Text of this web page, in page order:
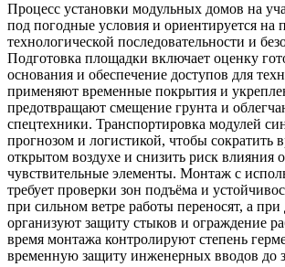
Процесс установки модульных домов на
под погодные условия и ориентируется на
технологической последовательности и
Подготовка площадки включает оценку
основания и обеспечение доступов для
применяют временные покрытия и
предотвращают смещение грунта и
спецтехники. Транспортировка модулей
прогнозом и логистикой, чтобы сократить
открытом воздухе и снизить риск влияния
чувствительные элементы. Монтаж с
требует проверки зон подъёма и
при сильном ветре работы переносят, а
организуют защиту стыков и ограждение
время монтажа контролируют степень
временную защиту инженерных вводов до